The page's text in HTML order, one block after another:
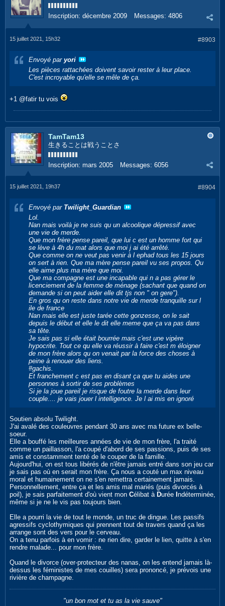
Inscription: décembre 2009 Messages: 4806
#8903
15 juillet 2021, 15h32
Envoyé par yori
Les pièces rattachées doivent savoir rester à leur place.
C'est incroyable qu'elle se mêle de ça.
+1 @fatir tu vois
TamTam13
生きることは戦うことさ
Inscription: mars 2005 Messages: 6056
#8904
15 juillet 2021, 19h37
Envoyé par Twilight_Guardian
Lol.
Nan mais voilà je ne suis qu un alcoolique dépressif avec
une vie de merde.
Que mon frère pense pareil, que lui c est un homme fort qui
se lève à 4h du mat alors que moi j ai été arrêté.
Que comme on ne veut pas venir à l ephad tous les 15 jours
on sert à rien. Que ma mère pense pareil vu ses propos. Qu
elle aime plus ma mère que moi.
Que ma compagne est une incapable qui n a pas gérer le
licenciement de la femme de ménage (sachant que quand on
demande si on peut aider elle dit tjs non " on gere").
En gros qu on reste dans notre vie de merde tranquille sur l
ile de france
Nan mais elle est juste tarée cette gonzesse, on le sait
depuis le début et elle le dit elle meme que ça va pas dans
sa tête.
Je sais pas si elle était bourrée mais c'est une vipère
hypocrite. Tout ce qu elle va réussir à faire c'est m éloigner
de mon frère alors qu on venait par la force des choses à
peine à renouer des liens.
#gachis.
Et franchement c est pas en disant ça que tu aides une
personnes à sortir de ses problèmes
Si je la joue pareil je risque de foutre la merde dans leur
couple.... je vais jouer l intelligence. Je l ai mis en ignoré
Soutien absolu Twilight.
J'ai avalé des couleuvres pendant 30 ans avec ma future ex belle-
soeur.
Elle a bouffé les meilleures années de vie de mon frère, l'a traité
comme un paillasson, l'a coupé d'abord de ses passions, puis de ses
amis et constamment tenté de le couper de la famille.
Aujourd'hui, on est tous libérés de n'être jamais entré dans son jeu car
je sais pas où en serait mon frère. Ça nous a couté un max niveau
moral et humainement on ne s'en remettra certainement jamais.
Personnellement, entre ça et les amis mal mariés (puis divorcés à
poil), je sais parfaitement d'où vient mon Célibat à Durée ndéterminée,
même si je ne le vis pas toujours bien.
Elle a pourri la vie de tout le monde, un truc de dingue. Les passifs
agressifs cyclothymiques qui prennent tout de travers quand ça les
arrange sont des vers pour le cerveau.
On a tenu parfois à en vomir : ne rien dire, garder le lien, quitte à s'en
rendre malade... pour mon frère.
Quand le divorce (over-protecteur des nanas, on les entend jamais là-
dessus les féministes de mes couilles) sera prononcé, je prévois une
rivière de champagne.
"un bon mot et tu as la vie sauve"